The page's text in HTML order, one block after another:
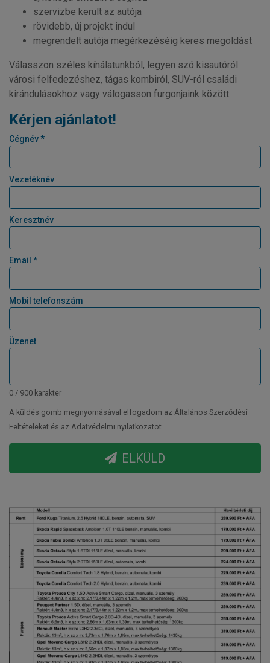
szervizbe került az autója
rövidebb, új projekt indul
megrendelt autója megérkezéséig keres megoldást
Válasszon széles kínálatunkból, legyen szó kisautóról
városi felfedezéshez, tágas kombiról, SUV-ról családi
kirándulásokhoz vagy válogasson furgonjaink között.
Kérjen ajánlatot!
Cégnév *
Vezetéknév
Keresztnév
Email *
Mobil telefonszám
Üzenet
0 / 900 karakter
A küldés gomb megnyomásával elfogadom az Általános Szerződési
Feltételeket és az Adatvédelmi nyilatkozatot.
ELKÜLD